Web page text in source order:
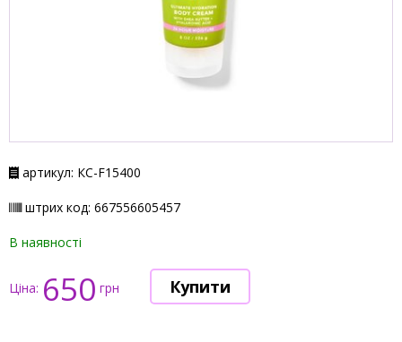
артикул: КС-F15400
штрих код: 667556605457
В наявності
Ціна: 650 грн